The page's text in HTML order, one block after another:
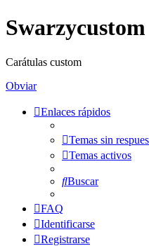
Swarzycustom
Carátulas custom
Obviar
Enlaces rápidos
Temas sin
Temas activos
Buscar
FAQ
Identificarse
Registrarse